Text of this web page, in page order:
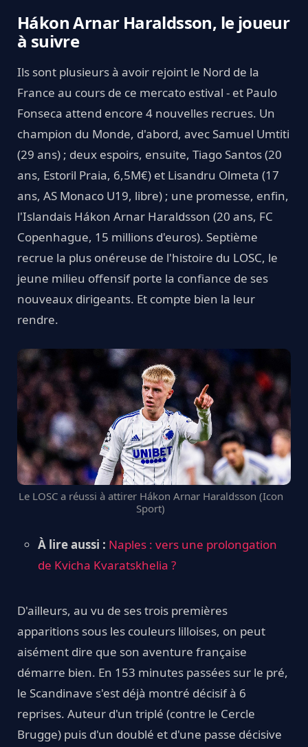
Hákon Arnar Haraldsson, le joueur
à suivre
Ils sont plusieurs à avoir rejoint le Nord de la
France au cours de ce mercato estival - et Paulo
Fonseca attend encore 4 nouvelles recrues. Un
champion du Monde, d'abord, avec Samuel Umtiti
(29 ans) ; deux espoirs, ensuite, Tiago Santos (20
ans, Estoril Praia, 6,5M€) et Lisandru Olmeta (17
ans, AS Monaco U19, libre) ; une promesse, enfin,
l'Islandais Hákon Arnar Haraldsson (20 ans, FC
Copenhague, 15 millions d'euros). Septième
recrue la plus onéreuse de l'histoire du LOSC, le
jeune milieu offensif porte la confiance de ses
nouveaux dirigeants. Et compte bien la leur
rendre.
Le LOSC a réussi à attirer Hákon Arnar Haraldsson (Icon
Sport)
À lire aussi : Naples : vers une prolongation
de Kvicha Kvaratskhelia ?
D'ailleurs, au vu de ses trois premières
apparitions sous les couleurs lilloises, on peut
aisément dire que son aventure française
démarre bien. En 153 minutes passées sur le pré,
le Scandinave s'est déjà montré décisif à 6
reprises. Auteur d'un triplé (contre le Cercle
Brugge) puis d'un doublé et d'une passe décisive